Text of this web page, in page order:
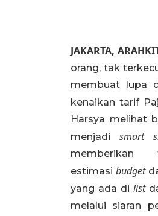
JAKARTA,
orang, tak
membuat lupa
kenaikan tarif
Harsya melihat
menjadi smart
estimasibudget
yang ada dilist
melalui siaran